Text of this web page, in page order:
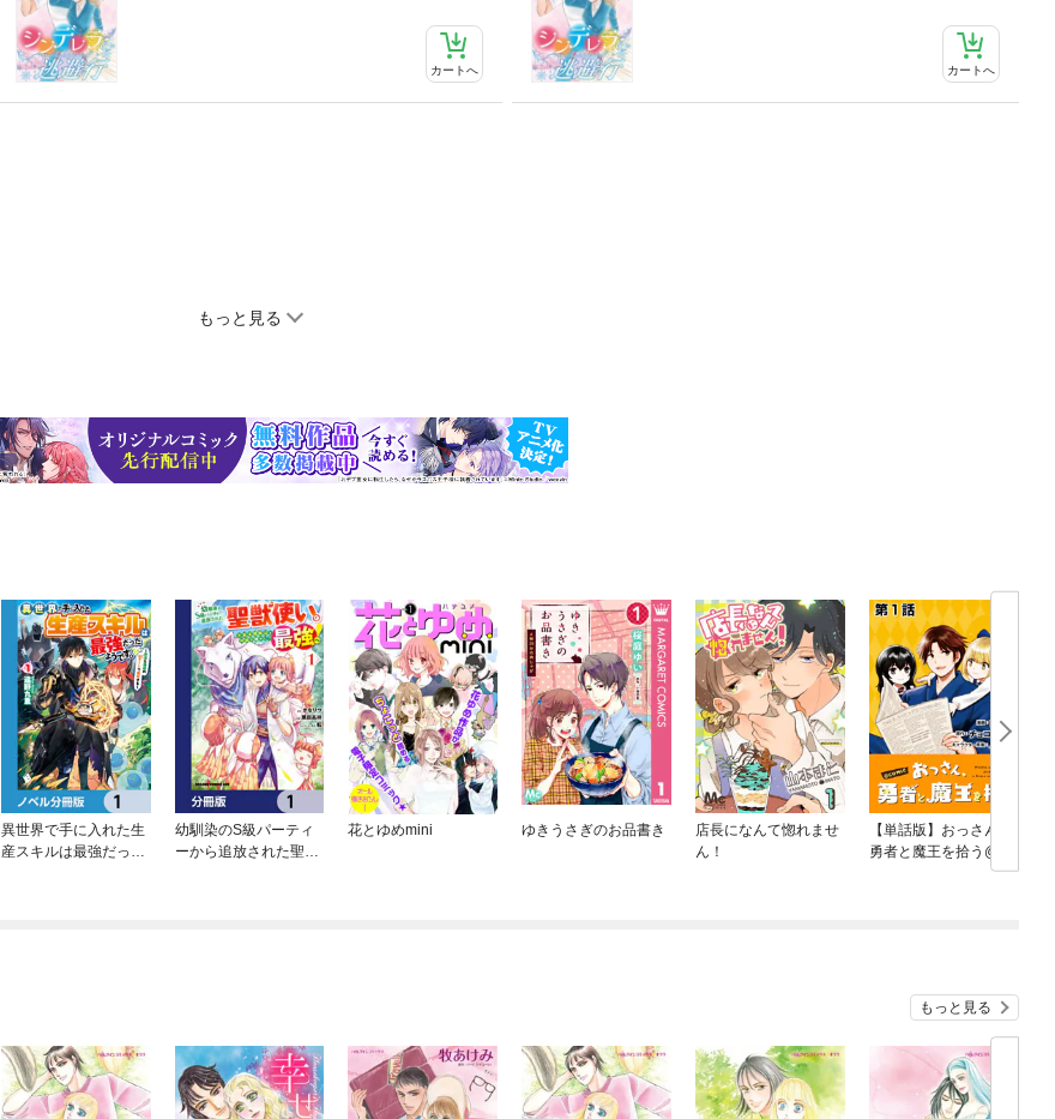
カートへ カートへ
もっと見る
異世界で手に入れた生
産スキルは最強だった
幼馴染のS級パーティ
ーから追放された聖獣
花とゆめmini ゆきうさぎのお品書き
店長になんて惚れませ
ん！
【単話版】おっさん、
勇者と魔王を拾う@C
もっと見る